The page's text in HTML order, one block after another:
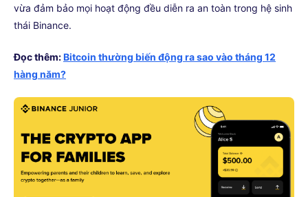
vừa đảm bảo mọi hoạt động đều diễn ra an toàn trong hệ sinh
thái Binance.
Đọc thêm:Bitcoin thường biến động ra sao vào tháng 12
hàng năm?